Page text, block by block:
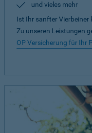
und vieles mehr
Ist Ihr sanfter Vierbeiner
Zu unseren Leistungen
OP Versicherung für Ihr